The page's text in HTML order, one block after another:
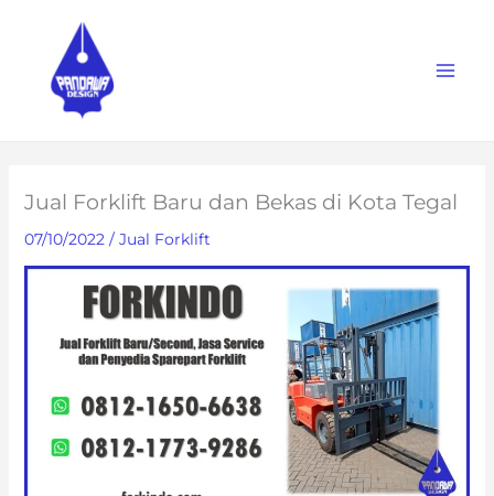
content
Jual Forklift Baru dan Bekas di Kota Tegal
07/10/2022 / Jual Forklift